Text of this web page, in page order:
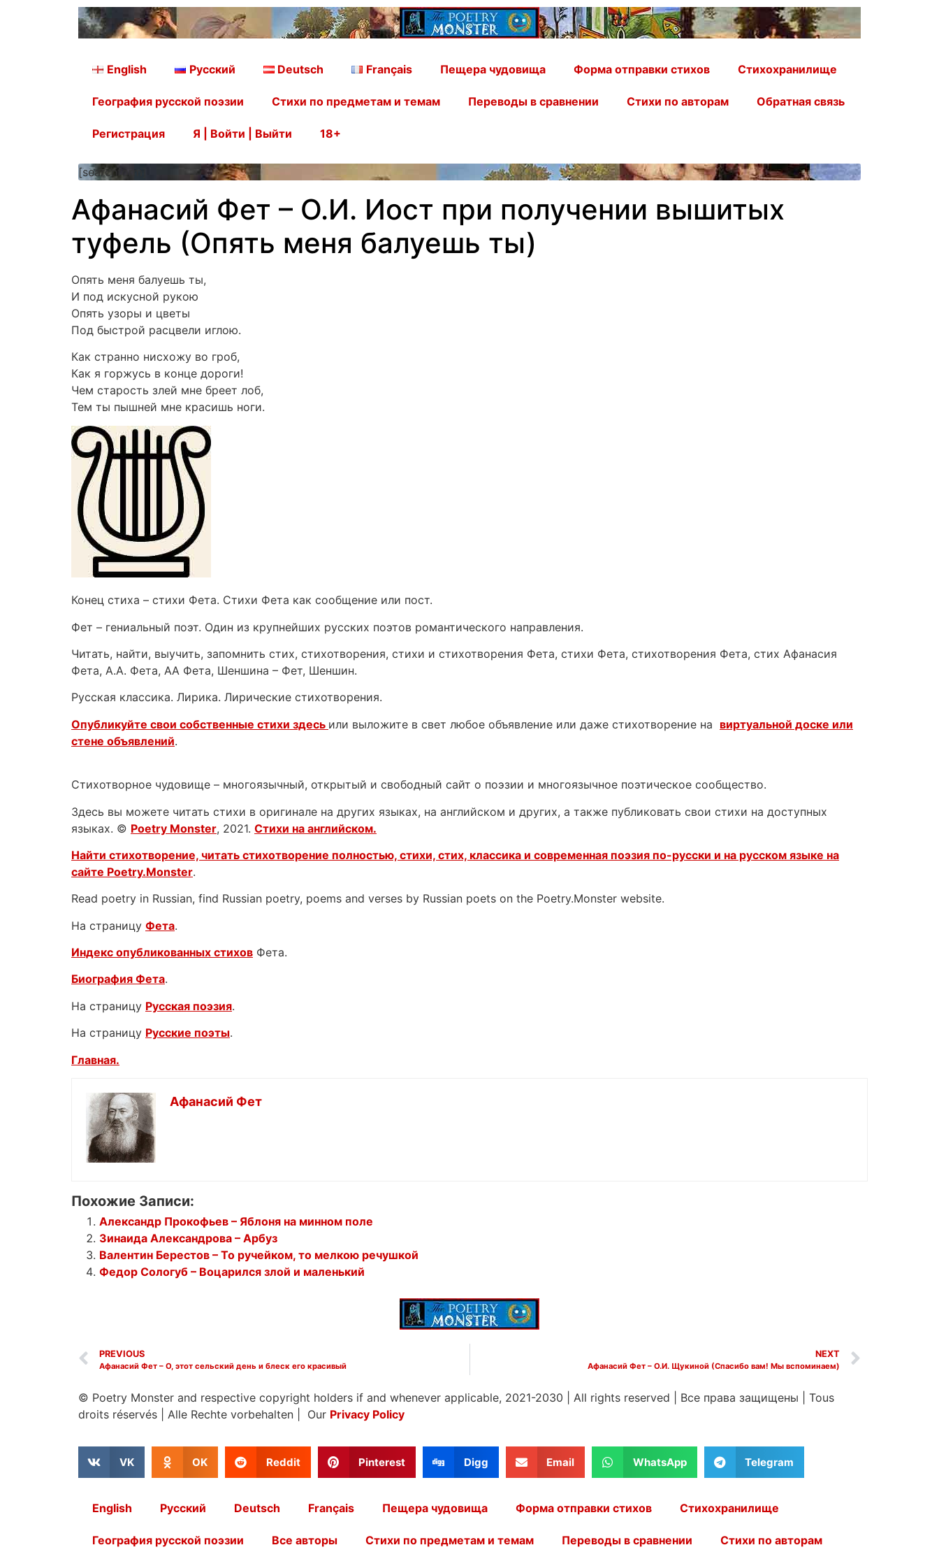
English Русский Deutsch Français Пещера чудовища Форма отправки стихов Стихохранилище
География русской поэзии Стихи по предметам и темам Переводы в сравнении Стихи по авторам Обратная связь
Регистрация Я | Войти | Выйти 18+
[searchform]
Афанасий Фет – О.И. Иост при получении вышитых
туфель (Опять меня балуешь ты)
Опять меня балуешь ты,
И под искусной рукою
Опять узоры и цветы
Под быстрой расцвели иглою.
Как странно нисхожу во гроб,
Как я горжусь в конце дороги!
Чем старость злей мне бреет лоб,
Тем ты пышней мне красишь ноги.
Конец стиха – стихи Фета. Стихи Фета как сообщение или пост.
Фет – гениальный поэт. Один из крупнейших русских поэтов романтического направления.
Читать, найти, выучить, запомнить стих, стихотворения, стихи и стихотворения Фета, стихи Фета, стихотворения Фета, стих Афанасия
Фета, А.А. Фета, АА Фета, Шеншина – Фет, Шеншин.
Русская классика. Лирика. Лирические стихотворения.
Опубликуйте свои собственные стихи здесь или выложите в свет любое объявление или даже стихотворение на виртуальной доске или
стене объявлений.
Стихотворное чудовище – многоязычный, открытый и свободный сайт о поэзии и многоязычное поэтическое сообщество.
Здесь вы можете читать стихи в оригинале на других языках, на английском и других, а также публиковать свои стихи на доступных
языках. © Poetry Monster, 2021. Стихи на английском.
Найти стихотворение, читать стихотворение полностью, стихи, стих, классика и современная поэзия по-русски и на русском языке на
сайте Poetry.Monster.
Read poetry in Russian, find Russian poetry, poems and verses by Russian poets on the Poetry.Monster website.
На страницу Фета.
Индекс опубликованных стихов Фета.
Биография Фета.
На страницу Русская поэзия.
На страницу Русские поэты.
Главная.
Афанасий Фет
Похожие Записи:
Александр Прокофьев – Яблоня на минном поле
Зинаида Александрова – Арбуз
Валентин Берестов – То ручейком, то мелкою речушкой
Федор Сологуб – Воцарился злой и маленький
PREVIOUS
Афанасий Фет – О, этот сельский день и блеск его красивый
NEXT
Афанасий Фет – О.И. Щукиной (Спасибо вам! Мы вспоминаем)
© Poetry Monster and respective copyright holders if and whenever applicable, 2021-2030 All rights reserved Все права защищены
Tous
droits réservés
Alle Rechte vorbehalten | Our Privacy Policy
VK OK Reddit Pinterest Digg Email WhatsApp Telegram
English Русский Deutsch Français Пещера чудовища Форма отправки стихов Стихохранилище
География русской поэзии Все авторы Стихи по предметам и темам Переводы в сравнении Стихи по авторам